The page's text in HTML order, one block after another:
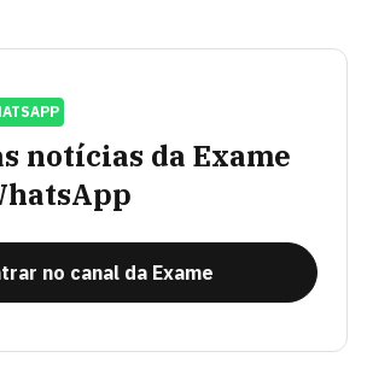
notícias da Exame
no canal da Exame